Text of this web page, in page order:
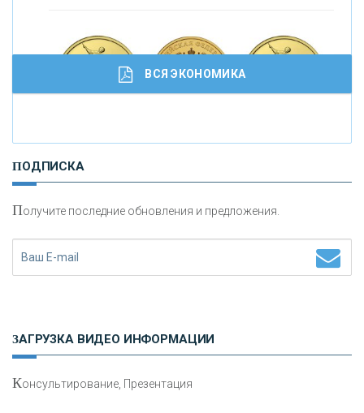
И
сохранения и увеличения капитала
ВСЯ ЭКОНОМИКА
ПОДПИСКА
Получите последние обновления и предложения.
ЗАГРУЗКА ВИДЕО ИНФОРМАЦИИ
Консультирование, Презентация